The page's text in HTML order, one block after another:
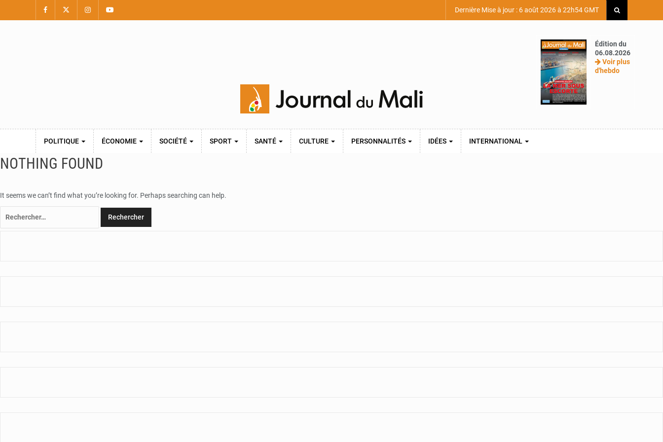
Dernière Mise à jour : 6 août 2026 à 22h54 GMT
Édition du
06.08.2026
Voir plus
d'hebdo
POLITIQUE ÉCONOMIE SOCIÉTÉ SPORT SANTÉ CULTURE PERSONNALITÉS IDÉES INTERNATIONAL
NOTHING FOUND
It seems we can’t find what you’re looking for. Perhaps searching can help.